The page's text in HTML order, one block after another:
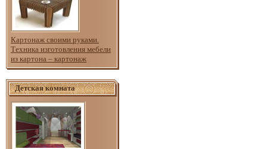
Картонаж своими руками.
Техника изготовления мебели
из картона – картонаж
Детская комната